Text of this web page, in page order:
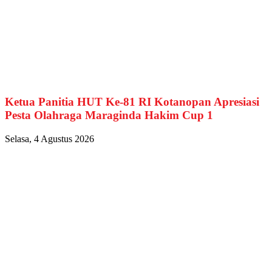
Ketua Panitia HUT Ke-81 RI Kotanopan Apresiasi
Pesta Olahraga Maraginda Hakim Cup 1
Selasa, 4 Agustus 2026